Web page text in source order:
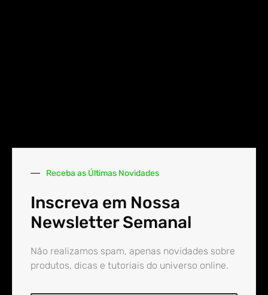
Receba as Últimas Novidades
Inscreva em Nossa
Newsletter Semanal
Não realizamos spam, apenas novidades sobre
produtos, dicas e tutoriais do universo online.